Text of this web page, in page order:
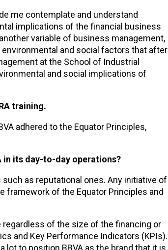
me contemplate and understand
implications of the financial business
variable of business management,
and social factors that after
at the School of Industrial
and social implications of
training.
adhered to the Equator Principles,
in its day-to-day operations?
as reputational ones. Any initiative of
framework of the Equator Principles and
of the size of the financing or
and Key Performance Indicators (KPIs).